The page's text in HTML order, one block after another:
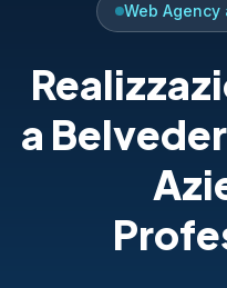
Web Agency
a